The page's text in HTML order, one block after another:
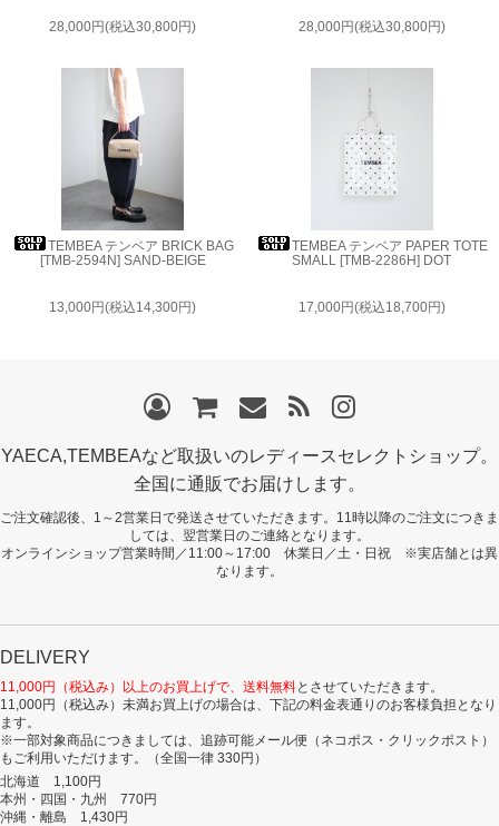
28,000円(税込30,800円) 28,000円(税込30,800円)
TEMBEA テンベア BRICK BAG
[TMB-2594N] SAND-BEIGE
13,000円(税込14,300円)
TEMBEA テンベア PAPER TOTE
SMALL [TMB-2286H] DOT
17,000円(税込18,700円)
YAECA,TEMBEAなど取扱いのレディースセレクトショップ。
全国に通販でお届けします。
ご注文確認後、1～2営業日で発送させていただきます。11時以降のご注文につきま
しては、翌営業日のご連絡となります。
オンラインショップ営業時間／11:00～17:00 休業日／土・日祝 ※実店舗とは異
なります。
DELIVERY
11,000円（税込み）以上のお買上げで、送料無料とさせていただきます。
11,000円（税込み）未満お買上げの場合は、下記の料金表通りのお客様負担となり
ます。
※一部対象商品につきましては、追跡可能メール便（ネコポス・クリックポスト）
もご利用いただけます。（全国一律 330円）
北海道 1,100円
本州・四国・九州 770円
沖縄・離島 1,430円